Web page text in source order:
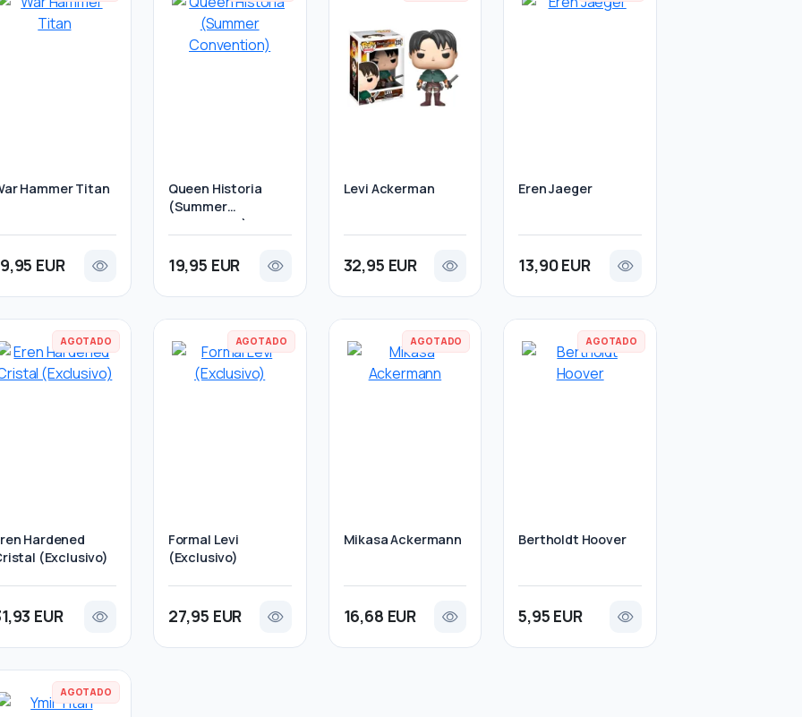
Hammer Titan
EUR
Queen Historia
(Summer
Convention)
19,95 EUR
Levi Ackerman
32,95 EUR
Eren Jaeger
13,90 EUR
AGOTADO
Hardened
(Exclusivo)
EUR
AGOTADO
Formal Levi
(Exclusivo)
27,95 EUR
AGOTADO
Mikasa Ackermann
16,68 EUR
AGOTADO
Bertholdt Hoover
5,95 EUR
AGOTADO